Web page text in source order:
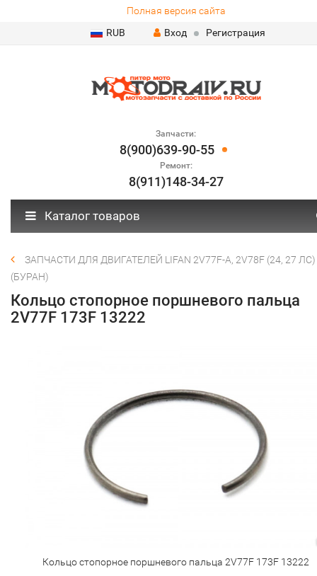
Полная версия сайта
RUB
Вход Регистрация
Запчасти:
8(900)639-90-55
Ремонт:
8(911)148-34-27
Каталог товаров
ЗАПЧАСТИ ДЛЯ ДВИГАТЕЛЕЙ LIFAN 2V77F-A, 2V78F (24, 27 ЛС)
(БУРАН)
Кольцо стопорное поршневого пальца
2V77F 173F 13222
Кольцо стопорное поршневого пальца 2V77F 173F 13222